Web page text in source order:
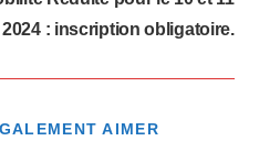
2024 : inscription obligatoire.
AIMER